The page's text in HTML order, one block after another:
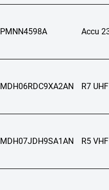
PMNN4598A Accu
MDH06RDC9XA2AN R7
MDH07JDH9SA1AN R5